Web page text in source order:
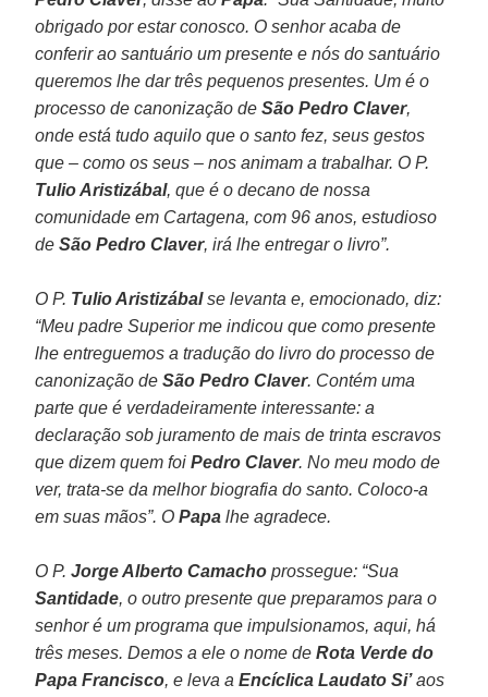
obrigado por estar conosco. O senhor acaba de
conferir ao santuário um presente e nós do santuário
queremos lhe dar três pequenos presentes. Um é o
processo de canonização deSão Pedro Claver,
onde está tudo aquilo que o santo fez, seus gestos
que – como os seus – nos animam a trabalhar. O P.
Tulio Aristizábal, que é o decano de nossa
comunidade em Cartagena, com 96 anos, estudioso
deSão Pedro Claver, irá lhe entregar o livro”.
O P. Tulio Aristizábalse levanta e, emocionado, diz:
“Meu padre Superior me indicou que como presente
lhe entreguemos a tradução do livro do processo de
canonização deSão Pedro Claver. Contém uma
parte que é verdadeiramente interessante: a
declaração sob juramento de mais de trinta escravos
que dizem quem foiPedro Claver. No meu modo de
ver, trata-se da melhor biografia do santo. Coloco-a
em suas mãos”. OPapa lhe agradece.
O P.Jorge Alberto Camacho prossegue: “Sua
Santidade, o outro presente que preparamos para o
senhor é um programa que impulsionamos, aqui, há
três meses. Demos a ele o nome deRota Verde do
Papa Francisco, e leva aEncíclica Laudato Si’aos